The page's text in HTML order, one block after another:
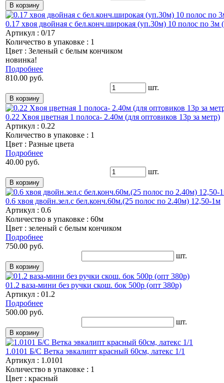
0.17 хвоя двойная с бел.конч.широкая (уп.30м) 10 полос по 3м
Артикул : 0/17
Количество в упаковке : 1
Цвет : Зеленый с белым кончиком
новинка!
Подробнее
810.00 руб.
шт.
0.22 Хвоя цветная 1 полоса- 2.40м (для оптовиков 13р за метр)
Артикул : 0.22
Количество в упаковке : 1
Цвет : Разные цвета
Подробнее
40.00 руб.
шт.
0.6 хвоя двойн.зел.с бел.конч.60м.(25 полос по 2.40м) 12,50-1м
Артикул : 0.6
Количество в упаковке : 60м
Цвет : зеленый с белым кончиком
Подробнее
750.00 руб.
шт.
01.2 ваза-мини без ручки скош. бок 500р (опт 380р)
Артикул : 01.2
Подробнее
500.00 руб.
шт.
1.0101 Б/С Ветка эвкалипт красный 60см, латекс 1/1
Артикул : 1.0101
Количество в упаковке : 1
Цвет : красный